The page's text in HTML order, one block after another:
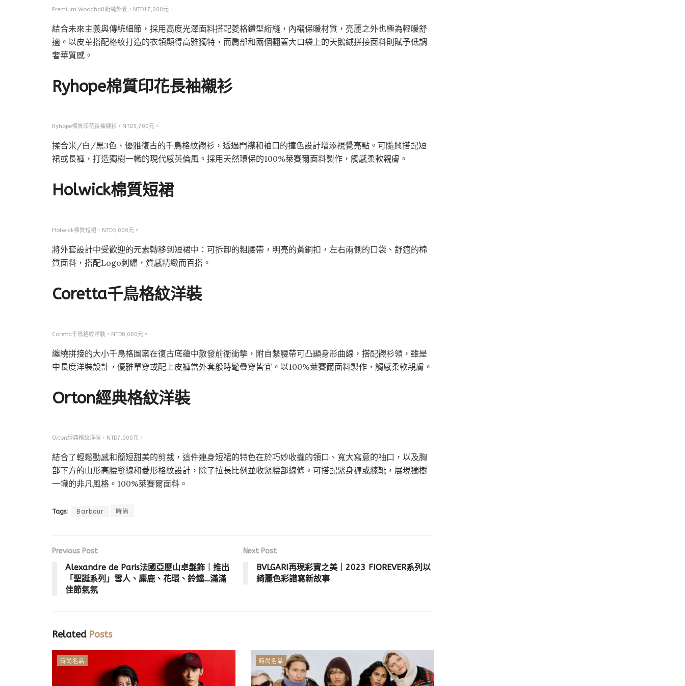
Premium Woodhall絎縫外套，NTD17,000元。
結合未來主義與傳統細節，採用高度光澤面料搭配菱格鑽型絎縫，內襯保暖材質，亮麗之外也極為輕暖舒
適。以皮革搭配格紋打造的衣領顯得高雅獨特，而肩部和兩個翻蓋大口袋上的天鵝絨拼接面料則賦予低調
奢華質感。
Ryhope棉質印花長袖襯衫
Ryhope棉質印花長袖襯衫，NTD5,700元。
揉合米/白/黑3色、優雅復古的千鳥格紋襯衫，透過門襟和袖口的撞色設計增添視覺亮點。可隨興搭配短
裙或長褲，打造獨樹一幟的現代感英倫風。採用天然環保的100%萊賽爾面料製作，觸感柔軟親膚。
Holwick棉質短裙
Holwick棉質短裙，NTD5,000元。
將外套設計中受歡迎的元素轉移到短裙中：可拆卸的粗腰帶，明亮的黃銅扣，左右兩側的口袋、舒適的棉
質面料，搭配Logo刺繡，質感精緻而百搭。
Coretta千鳥格紋洋裝
Coretta千鳥格紋洋裝，NTD8,000元。
纏繞拼接的大小千鳥格圖案在復古底蘊中散發前衛衝擊，附自繫腰帶可凸顯身形曲線，搭配襯衫領，雖是
中長度洋裝設計，優雅單穿或配上皮褲當外套般時髦疊穿皆宜。以100%萊賽爾面料製作，觸感柔軟親膚。
Orton經典格紋洋裝
Orton經典格紋洋裝，NTD7,000元。
結合了輕鬆動感和簡短甜美的剪裁，這件連身短裙的特色在於巧妙收攏的領口、寬大寫意的袖口，以及胸
部下方的山形高腰縫線和菱形格紋設計，除了拉長比例並收緊腰部線條。可搭配緊身褲或膝靴，展現獨樹
一幟的非凡風格。100%萊賽爾面料。
Tags: Barbour 時尚
Previous Post
Alexandre de Paris法國亞歷山卓髮飾｜推出
「聖誕系列」雪人、麋鹿、花環、鈴鐺…滿滿
佳節氣氛
Next Post
BVLGARI再現彩寶之美｜2023 FIOREVER系列以
綺麗色彩譜寫新故事
RelatedPosts
時尚名品 時尚名品